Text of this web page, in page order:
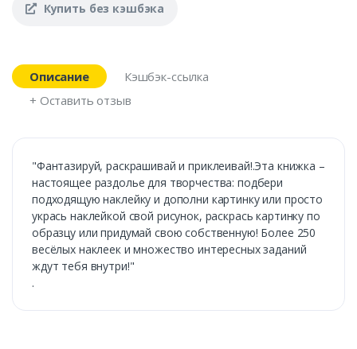
Купить без кэшбэка
Описание
Кэшбэк-ссылка
+ Оставить отзыв
"Фантазируй, раскрашивай и приклеивай!.Эта книжка –
настоящее раздолье для творчества: подбери
подходящую наклейку и дополни картинку или просто
укрась наклейкой свой рисунок, раскрась картинку по
образцу или придумай свою собственную! Более 250
весёлых наклеек и множество интересных заданий
ждут тебя внутри!"
.